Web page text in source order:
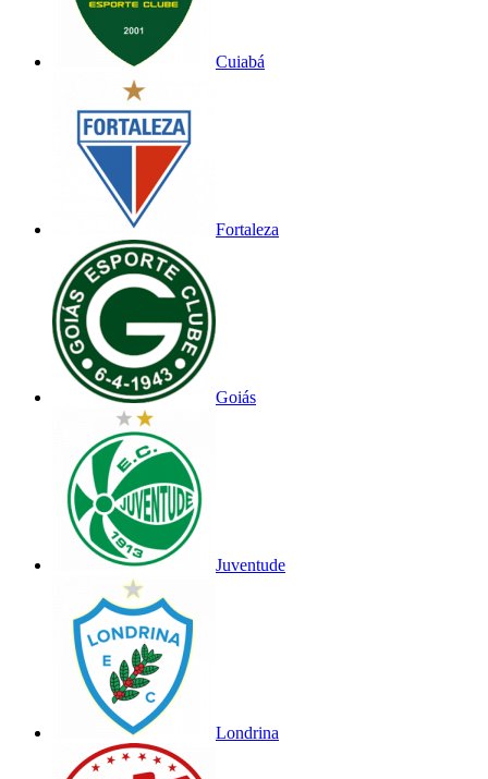
Cuiabá
Fortaleza
Goiás
Juventude
Londrina